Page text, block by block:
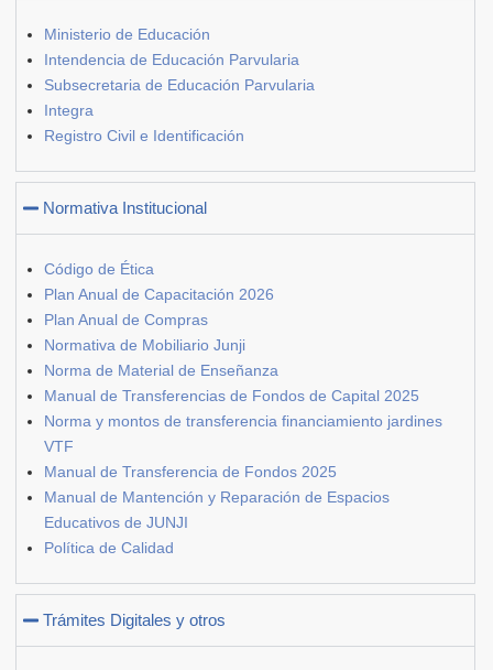
Ministerio de Educación
Intendencia de Educación Parvularia
Subsecretaria de Educación Parvularia
Integra
Registro Civil e Identificación
Normativa Institucional
Código de Ética
Plan Anual de Capacitación 2026
Plan Anual de Compras
Normativa de Mobiliario Junji
Norma de Material de Enseñanza
Manual de Transferencias de Fondos de Capital 2025
Norma y montos de transferencia financiamiento jardines
VTF
Manual de Transferencia de Fondos 2025
Manual de Mantención y Reparación de Espacios
Educativos de JUNJI
Política de Calidad
Trámites Digitales y otros